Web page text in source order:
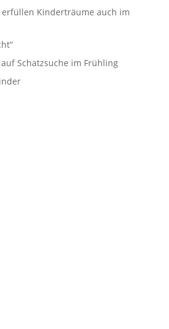
Kinderträume auch im
Schatzsuche im Frühling